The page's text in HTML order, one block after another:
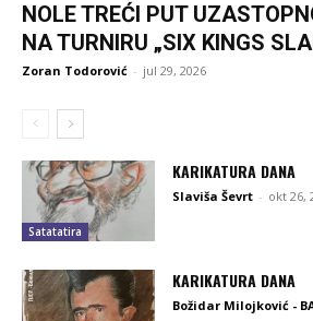
NOLE TREĆI PUT
NA TURNIRU „SIX KINGS
Zoran Todorović - jul 29, 2026
Satatatira
KARIKATURA DANA
Slaviša Ševrt - okt 26,
KARIKATURA DANA
Božidar Milojković -